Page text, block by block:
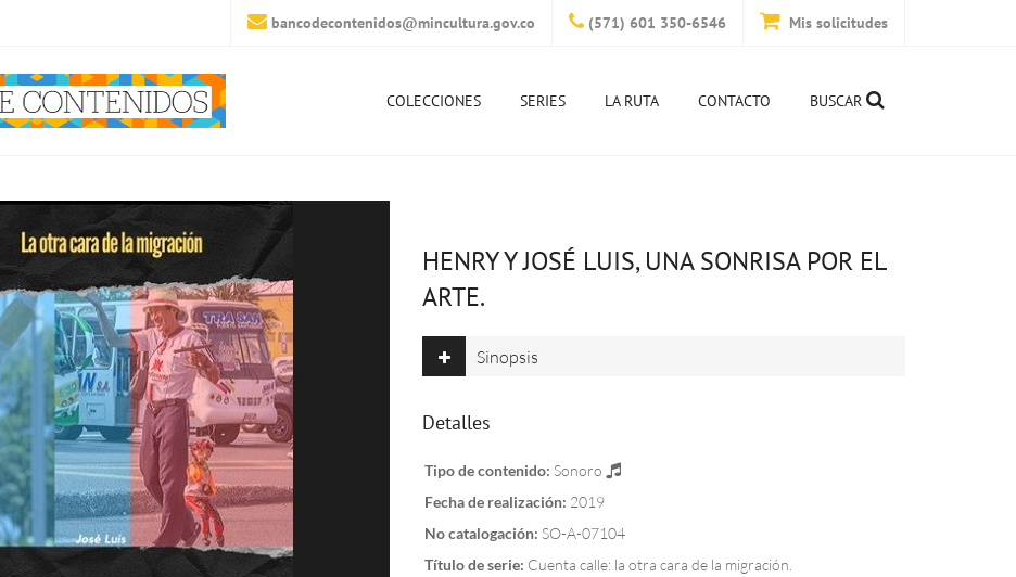
bancodecontenidos@mincultura.gov.co (571) 601 350-6546 Mis solicitudes
COLECCIONES SERIES LA RUTA CONTACTO BUSCAR
HENRY Y JOSÉ LUIS, UNA SONRISA POR EL
ARTE.
Sinopsis
Detalles
Tipo de contenido: Sonoro
Fecha de realización: 2019
No catalogación: SO-A-07104
Título de serie: Cuenta calle: la otra cara de la migración.